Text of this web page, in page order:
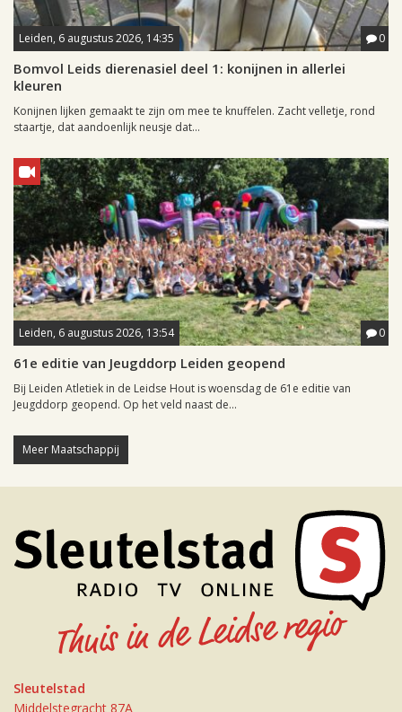
Leiden, 6 augustus 2026, 14:35 0
Bomvol Leids dierenasiel deel 1: konijnen in allerlei
kleuren
Konijnen lijken gemaakt te zijn om mee te knuffelen. Zacht velletje, rond
staartje, dat aandoenlijk neusje dat...
Leiden, 6 augustus 2026, 13:54 0
61e editie van Jeugddorp Leiden geopend
Bij Leiden Atletiek in de Leidse Hout is woensdag de 61e editie van
Jeugddorp geopend. Op het veld naast de...
Meer Maatschappij
Sleutelstad
Middelstegracht 87A